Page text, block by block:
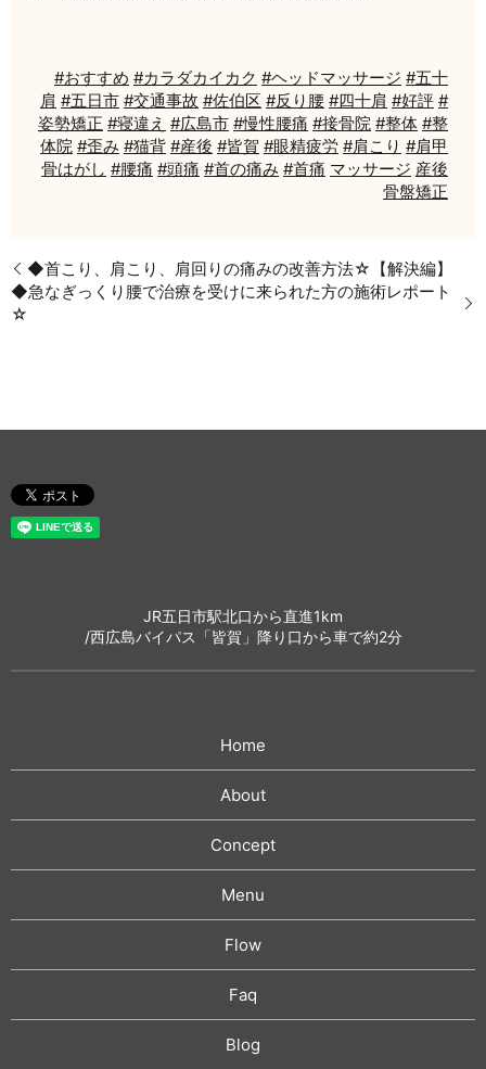
#おすすめ #カラダカイカク #ヘッドマッサージ #五十
肩 #五日市 #交通事故 #佐伯区 #反り腰 #四十肩 #好評 #
姿勢矯正 #寝違え #広島市 #慢性腰痛 #接骨院 #整体 #整
体院 #歪み #猫背 #産後 #皆賀 #眼精疲労 #肩こり #肩甲
骨はがし #腰痛 #頭痛 #首の痛み #首痛 マッサージ 産後
骨盤矯正
◆首こり、肩こり、肩回りの痛みの改善方法☆【解決編】
◆急なぎっくり腰で治療を受けに来られた方の施術レポート
☆
JR五日市駅北口から直進1km
/西広島バイパス「皆賀」降り口から車で約2分
Home
About
Concept
Menu
Flow
Faq
Blog